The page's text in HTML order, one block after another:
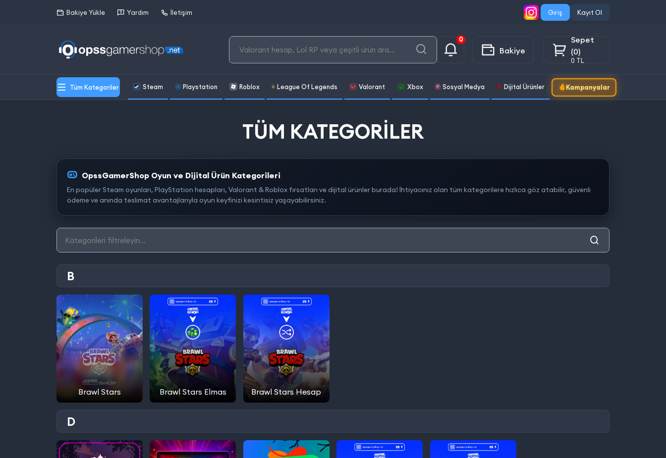
Bakiye Yükle Yardım İletişim Giriş Kayıt Ol
0
Bakiye
Sepet
(0)
0 TL
Tüm Kategoriler Steam Playstation Roblox League Of Legends Valorant Xbox Sosyal Medya Dijital Ürünler Kampanyalar
TÜM KATEGORILER
OpssGamerShop Oyun ve Dijital Ürün Kategorileri
En popüler Steam oyunları, PlayStation hesapları, Valorant & Roblox fırsatları ve dijital ürünler burada! İhtiyacınız olan tüm kategorilere hızlıca göz atabilir, güvenli
ödeme ve anında teslimat avantajlarıyla oyun keyfinizi kesintisiz yaşayabilirsiniz.
B
Brawl Stars Brawl Stars Elmas Brawl Stars Hesap
D